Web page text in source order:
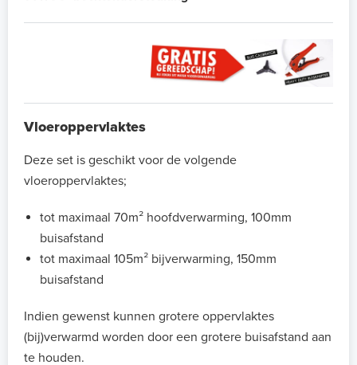
Vloeroppervlaktes
Deze set is geschikt voor de volgende
vloeroppervlaktes;
tot maximaal 70m² hoofdverwarming, 100mm
buisafstand
tot maximaal 105m² bijverwarming, 150mm
buisafstand
Indien gewenst kunnen grotere oppervlaktes
(bij)verwarmd worden door een grotere buisafstand aan
te houden.